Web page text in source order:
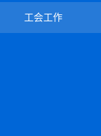
工会工作